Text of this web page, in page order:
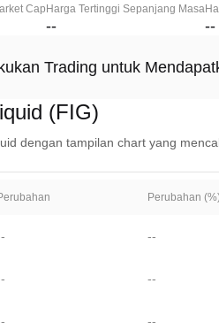
Cap Harga Tertinggi Sepanjang Masa
-- --
Trading untuk
(FIG)
dengan tampilan chart yang
Perubahan
--
--
--